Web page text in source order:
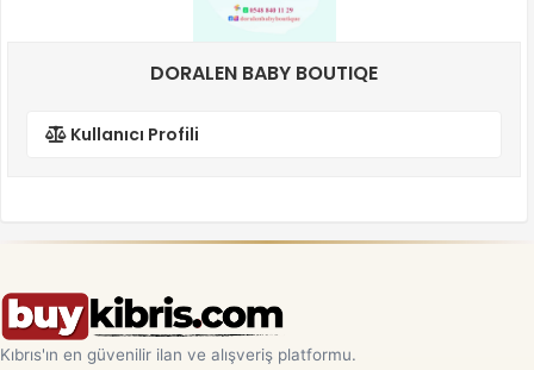
DORALEN BABY BOUTIQE
Kullanıcı Profili
Kıbrıs'ın en güvenilir ilan ve alışveriş platformu.